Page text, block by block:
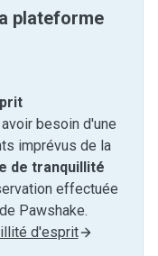
plateforme
besoin d'une
imprévus de la
de tranquillité
effectuée
Pawshake.
d'esprit